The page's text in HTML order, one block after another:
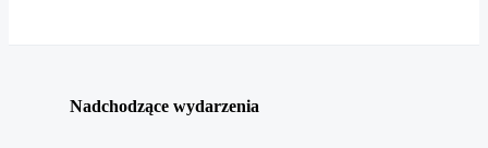
Nadchodzące wydarzenia